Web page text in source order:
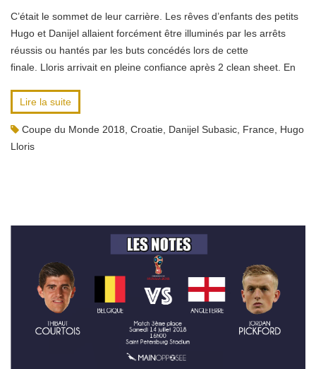
C’était le sommet de leur carrière. Les rêves d’enfants des petits
Hugo et Danijel allaient forcément être illuminés par les arrêts
réussis ou hantés par les buts concédés lors de cette
finale. Lloris arrivait en pleine confiance après 2 clean sheet. En
Lire la suite
Coupe du Monde 2018 Croatie Danijel Subasic France Hugo
Lloris